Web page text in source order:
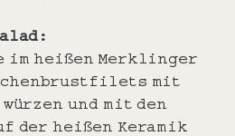
im heißen Merklinger
mit
und mit den
der heißen Keramik